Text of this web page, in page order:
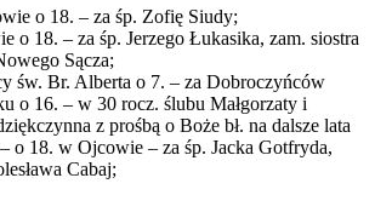
o 18. – za śp. Zofię Siudy;
o 18. – za śp. Jerzego Łukasika, zam. siostra
Sącza;
św. Br. Alberta o 7. – za Dobroczyńców
o 16. – w 30 rocz. ślubu Małgorzaty i
z prośbą o Boże bł. na dalsze lata
o 18. w Ojcowie – za śp. Jacka Gotfryda,
Cabaj;